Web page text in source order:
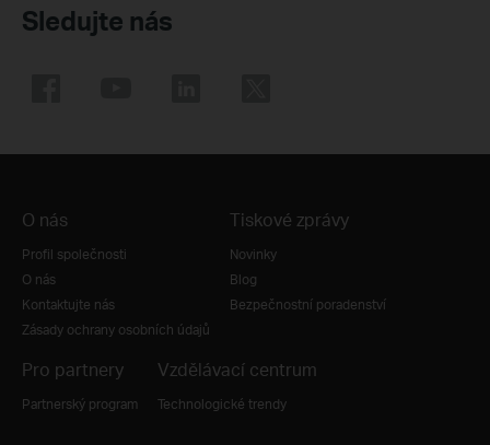
Sledujte nás
O nás
Profil společnosti
O nás
Kontaktujte nás
Zásady ochrany osobních údajů
Tiskové zprávy
Novinky
Blog
Bezpečnostní poradenství
Pro partnery
Partnerský program
Vzdělávací centrum
Technologické trendy